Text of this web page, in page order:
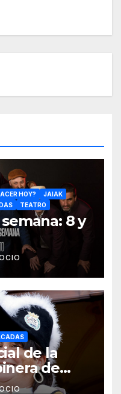
HOY?
JAIAK
TEATRO
8 y
de la
de